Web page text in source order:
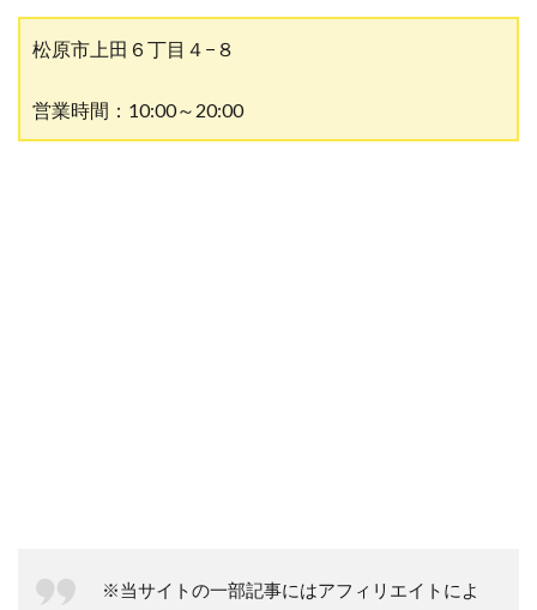
松原市上田６丁目４−８
営業時間：10:00～20:00
※当サイトの一部記事にはアフィリエイトによ